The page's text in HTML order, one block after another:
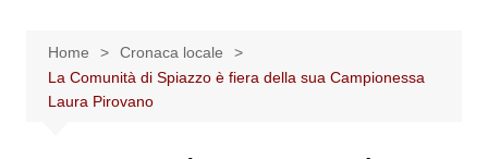
Home
Cronaca locale
La Comunità di Spiazzo è fiera della sua Campionessa
Laura Pirovano